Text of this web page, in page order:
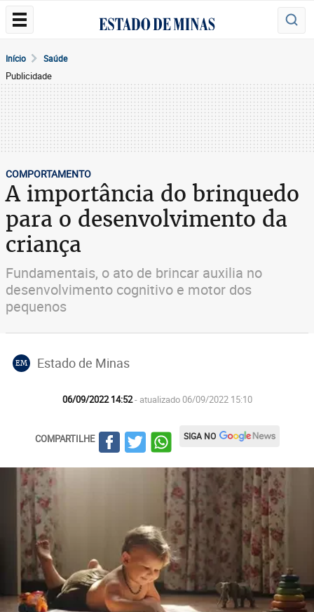
Início Saúde
Publicidade
COMPORTAMENTO
A importância do brinquedo
para o desenvolvimento da
criança
Fundamentais, o ato de brincar auxilia no
desenvolvimento cognitivo e motor dos
pequenos
EM Estado de Minas
06/09/2022 14:52- atualizado 06/09/2022 15:10
COMPARTILHE SIGA NO